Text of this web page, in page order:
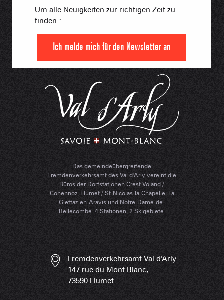
Das gemeindeübergreifende
Fremdenverkehrsamt des Val d'Arly vereint die
Büros der Dorfstationen Crest-Voland /
Cohennoz, Flumet / St-Nicolas-la-Chapelle, La
Giettaz-en-Aravis und Notre-Dame-de-
Bellecombe. 4 Stationen, 2 Skigebiete.
Um alle Neuigkeiten zur richtigen Zeit zu
finden :
Ich melde mich für den Newsletter an
Fremdenverkehrsamt Val d'Arly
147 rue du Mont Blanc,
73590 Flumet